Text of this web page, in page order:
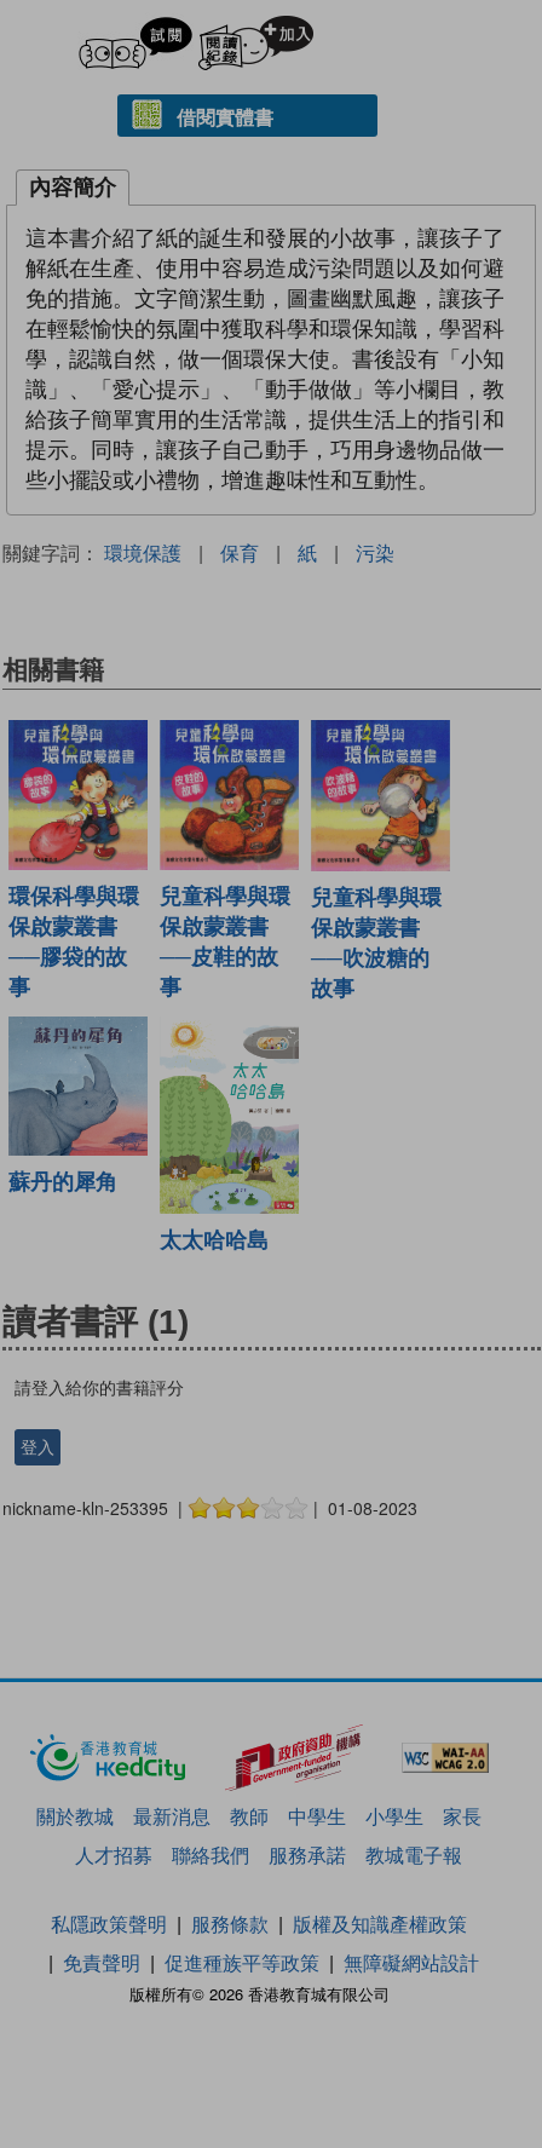
試閲
借閱實體書
內容簡介
這本書介紹了紙的誕生和發展的小故事，讓孩子了
解紙在生產、使用中容易造成污染問題以及如何避
免的措施。文字簡潔生動，圖畫幽默風趣，讓孩子
在輕鬆愉快的氛圍中獲取科學和環保知識，學習科
學，認識自然，做一個環保大使。書後設有「小知
識」、「愛心提示」、「動手做做」等小欄目，教
給孩子簡單實用的生活常識，提供生活上的指引和
提示。同時，讓孩子自己動手，巧用身邊物品做一
些小擺設或小禮物，增進趣味性和互動性。
關鍵字詞： 環境保護 | 保育 | 紙 | 污染
相關書籍
環保科學與環
保啟蒙叢書
──膠袋的故
事
兒童科學與環
保啟蒙叢書
──皮鞋的故
事
兒童科學與環
保啟蒙叢書
──吹波糖的
故事
蘇丹的犀角
太太哈哈島
讀者書評 (1)
請登入給你的書籍評分
登入
nickname-kln-253395 | | 01-08-2023
關於教城 最新消息 教師 中學生 小學生
家長
人才招募
聯絡我們 服務承諾 教城電子報
版權所有© 2026 香港教育城有限公司
私隱政策聲明 服務條款
版權及知識產權政策
免責聲明
促進種族平等政策 無障礙網站設計